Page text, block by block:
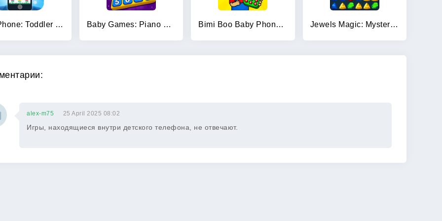
Baby Phone: Toddler Games Baby Games: Piano & Baby Phone Bimi Boo Baby Phone for Kids Jewels Magic: Mystery Match3
alex-m75 25 April 2025 08:02
Игры, находящиеся внутри детского телефона, не отвечают.